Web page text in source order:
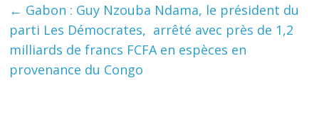
← Gabon : Guy Nzouba Ndama, le président du
parti Les Démocrates, arrêté avec près de 1,2
milliards de francs FCFA en espèces en
provenance du Congo